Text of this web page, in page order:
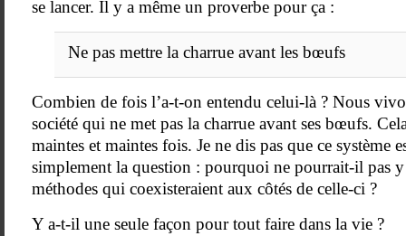
se lancer. Il y a même un proverbe pour ça :
Ne pas mettre la charrue avant les bœufs
Combien de fois l’a-t-on entendu celui-là ? Nous
société qui ne met pas la charrue avant ses bœufs.
maintes et maintes fois. Je ne dis pas que ce système
simplement la question : pourquoi ne pourrait-il pas y
méthodes qui coexisteraient aux côtés de celle-ci ?
Y a-t-il une seule façon pour tout faire dans la vie ?